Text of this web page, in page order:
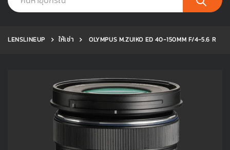
LENSLINEUP ให้เช่า OLYMPUS M.ZUIKO ED 40-150MM F/4-5.6 R